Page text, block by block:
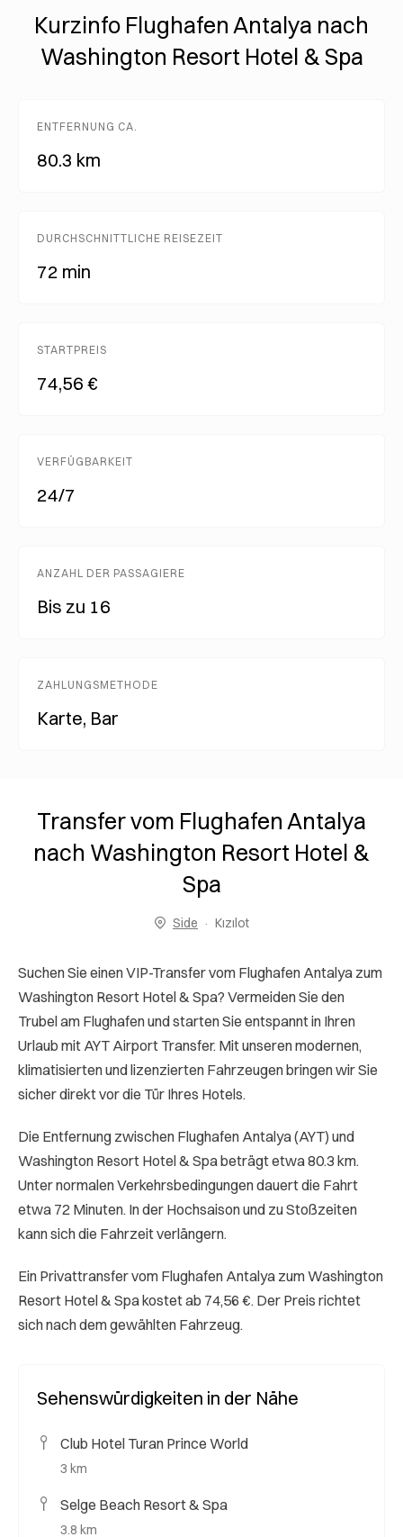
Kurzinfo Flughafen Antalya nach
Washington Resort Hotel & Spa
ENTFERNUNG CA.
80.3 km
DURCHSCHNITTLICHE REISEZEIT
72 min
STARTPREIS
74,56 €
VERFÜGBARKEIT
24/7
ANZAHL DER PASSAGIERE
Bis zu 16
ZAHLUNGSMETHODE
Karte, Bar
Transfer vom Flughafen Antalya
nach Washington Resort Hotel &
Spa
Side Kızılot
Suchen Sie einen VIP-Transfer vom Flughafen Antalya zum
Washington Resort Hotel & Spa? Vermeiden Sie den
Trubel am Flughafen und starten Sie entspannt in Ihren
Urlaub mit AYT Airport Transfer. Mit unseren modernen,
klimatisierten und lizenzierten Fahrzeugen bringen wir Sie
sicher direkt vor die Tür Ihres Hotels.
Die Entfernung zwischen Flughafen Antalya (AYT) und
Washington Resort Hotel & Spa beträgt etwa 80.3 km.
Unter normalen Verkehrsbedingungen dauert die Fahrt
etwa 72 Minuten. In der Hochsaison und zu Stoßzeiten
kann sich die Fahrzeit verlängern.
Ein Privattransfer vom Flughafen Antalya zum Washington
Resort Hotel & Spa kostet ab 74,56 €. Der Preis richtet
sich nach dem gewählten Fahrzeug.
Sehenswürdigkeiten in der Nähe
Club Hotel Turan Prince World
3 km
Selge Beach Resort & Spa
3.8 km